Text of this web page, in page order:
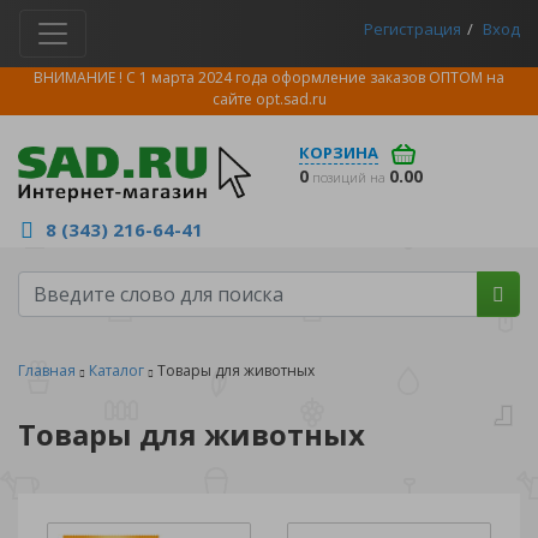
Регистрация Вход
ВНИМАНИЕ ! С 1 марта 2024 года оформление заказов ОПТОМ на
сайте opt.sad.ru
КОРЗИНА
0 позиций на 0.00
8 (343) 216-64-41
Главная Каталог Товары для животных
Товары для животных